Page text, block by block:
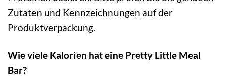
Zutaten und Kennzeichnungen auf der
Produktverpackung.
Wie viele Kalorien hat eine Pretty Little Meal
Bar?